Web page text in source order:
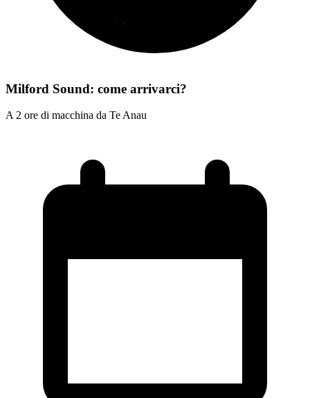
Milford Sound: come arrivarci?
A 2 ore di macchina da Te Anau